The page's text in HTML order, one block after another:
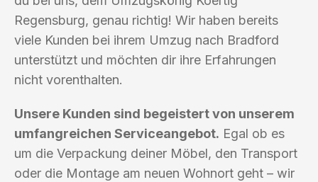
Regensburg, genau richtig! Wir haben bereits
viele Kunden bei ihrem Umzug nach Bradford
unterstützt und möchten dir ihre Erfahrungen
nicht vorenthalten.
Unsere Kunden sind begeistert von unserem
umfangreichen Serviceangebot. Egal ob es
um die Verpackung deiner Möbel, den Transport
oder die Montage am neuen Wohnort geht – wir